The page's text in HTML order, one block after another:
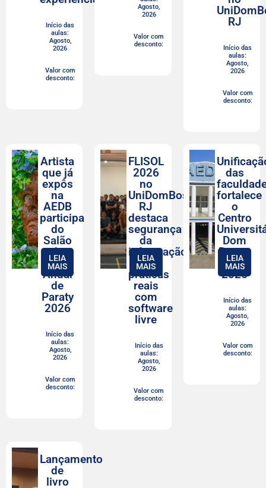
Início das
aulas:
Agosto,
2026
Valor com
desconto:
Agosto,
2026
Valor com
desconto:
RJ
Início das
aulas:
Agosto,
2026
Valor com
desconto:
Artista
que já
expôs
na
AEDB
participa
do
Salão
de
Arte
Anual
de
Paraty
2026
Início das
aulas:
Agosto,
2026
Valor com
desconto:
LEIA
MAIS
FLISOL
2026
no
UniDomBosco-
RJ
destaca
segurança
da
informação
e
práticas
reais
com
software
livre
Início das
aulas:
Agosto,
2026
Valor com
desconto:
LEIA
MAIS
das
fortalece
o
Centro
Dom
Bosco
RJ em
2026
Início das
aulas:
Agosto,
2026
Valor com
desconto:
LEIA
MAIS
Lançamento
de
livro